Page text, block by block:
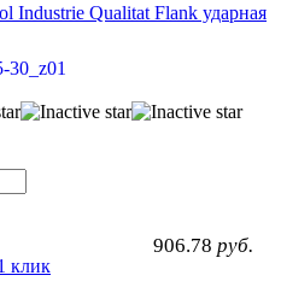
Industrie Qualitat Flank ударная
30_z01
906.78 руб.
клик